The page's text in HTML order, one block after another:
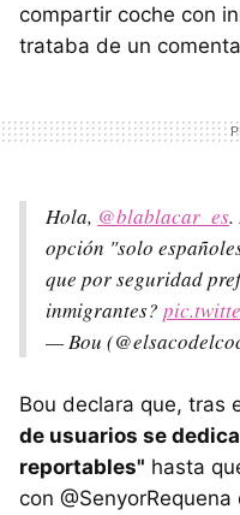
compartir coche con
trataba de un
Hola, @blablacar_es.
opción "solo
que por seguridad
inmigrantes?
— Bou
Bou declara que, tras
de usuarios se
reportables" hasta
con